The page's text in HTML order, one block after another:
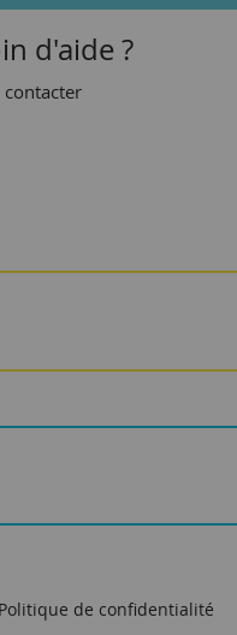
d'aide ?
contacter
Politique de confidentialité